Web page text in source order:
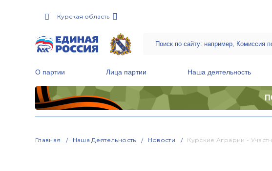
Курская область
О партии Лица партии Наша деятельность
Главная Наша Деятельность Новости Курские Аграрии -